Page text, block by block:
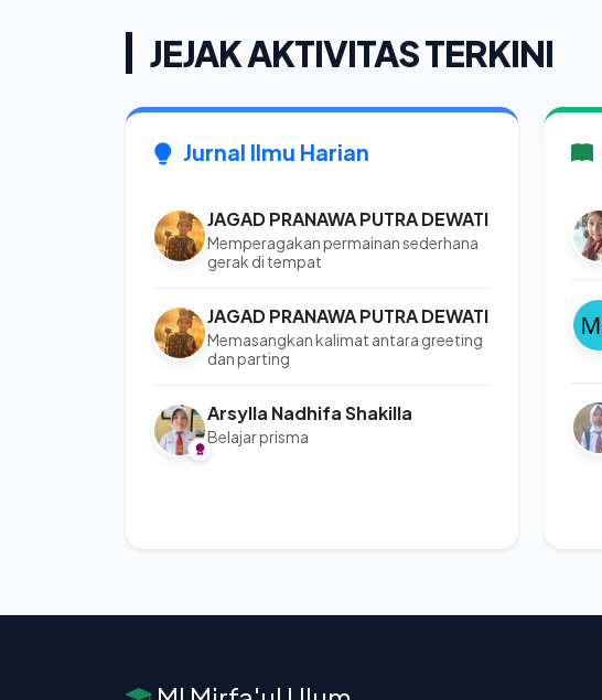
JEJAK AKTIVITAS TERKINI
Jurnal Ilmu Harian
JAGAD PRANAWA PUTRA DEWATI
Memperagakan permainan sederhana
gerak di tempat
JAGAD PRANAWA PUTRA DEWATI
Memasangkan kalimat antara greeting
dan parting
Arsylla Nadhifa Shakilla
Belajar prisma